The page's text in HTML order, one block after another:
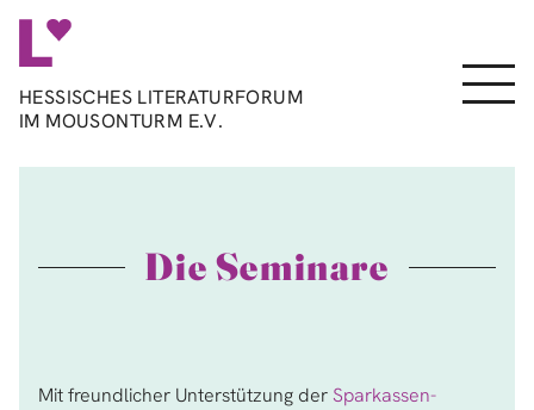
Direkt
Inhalt
HESSISCHES LITERATURFORUM
IM MOUSONTURM E.V.
Menu
Die Seminare
Mit freundlicher Unterstützung derSparkassen-